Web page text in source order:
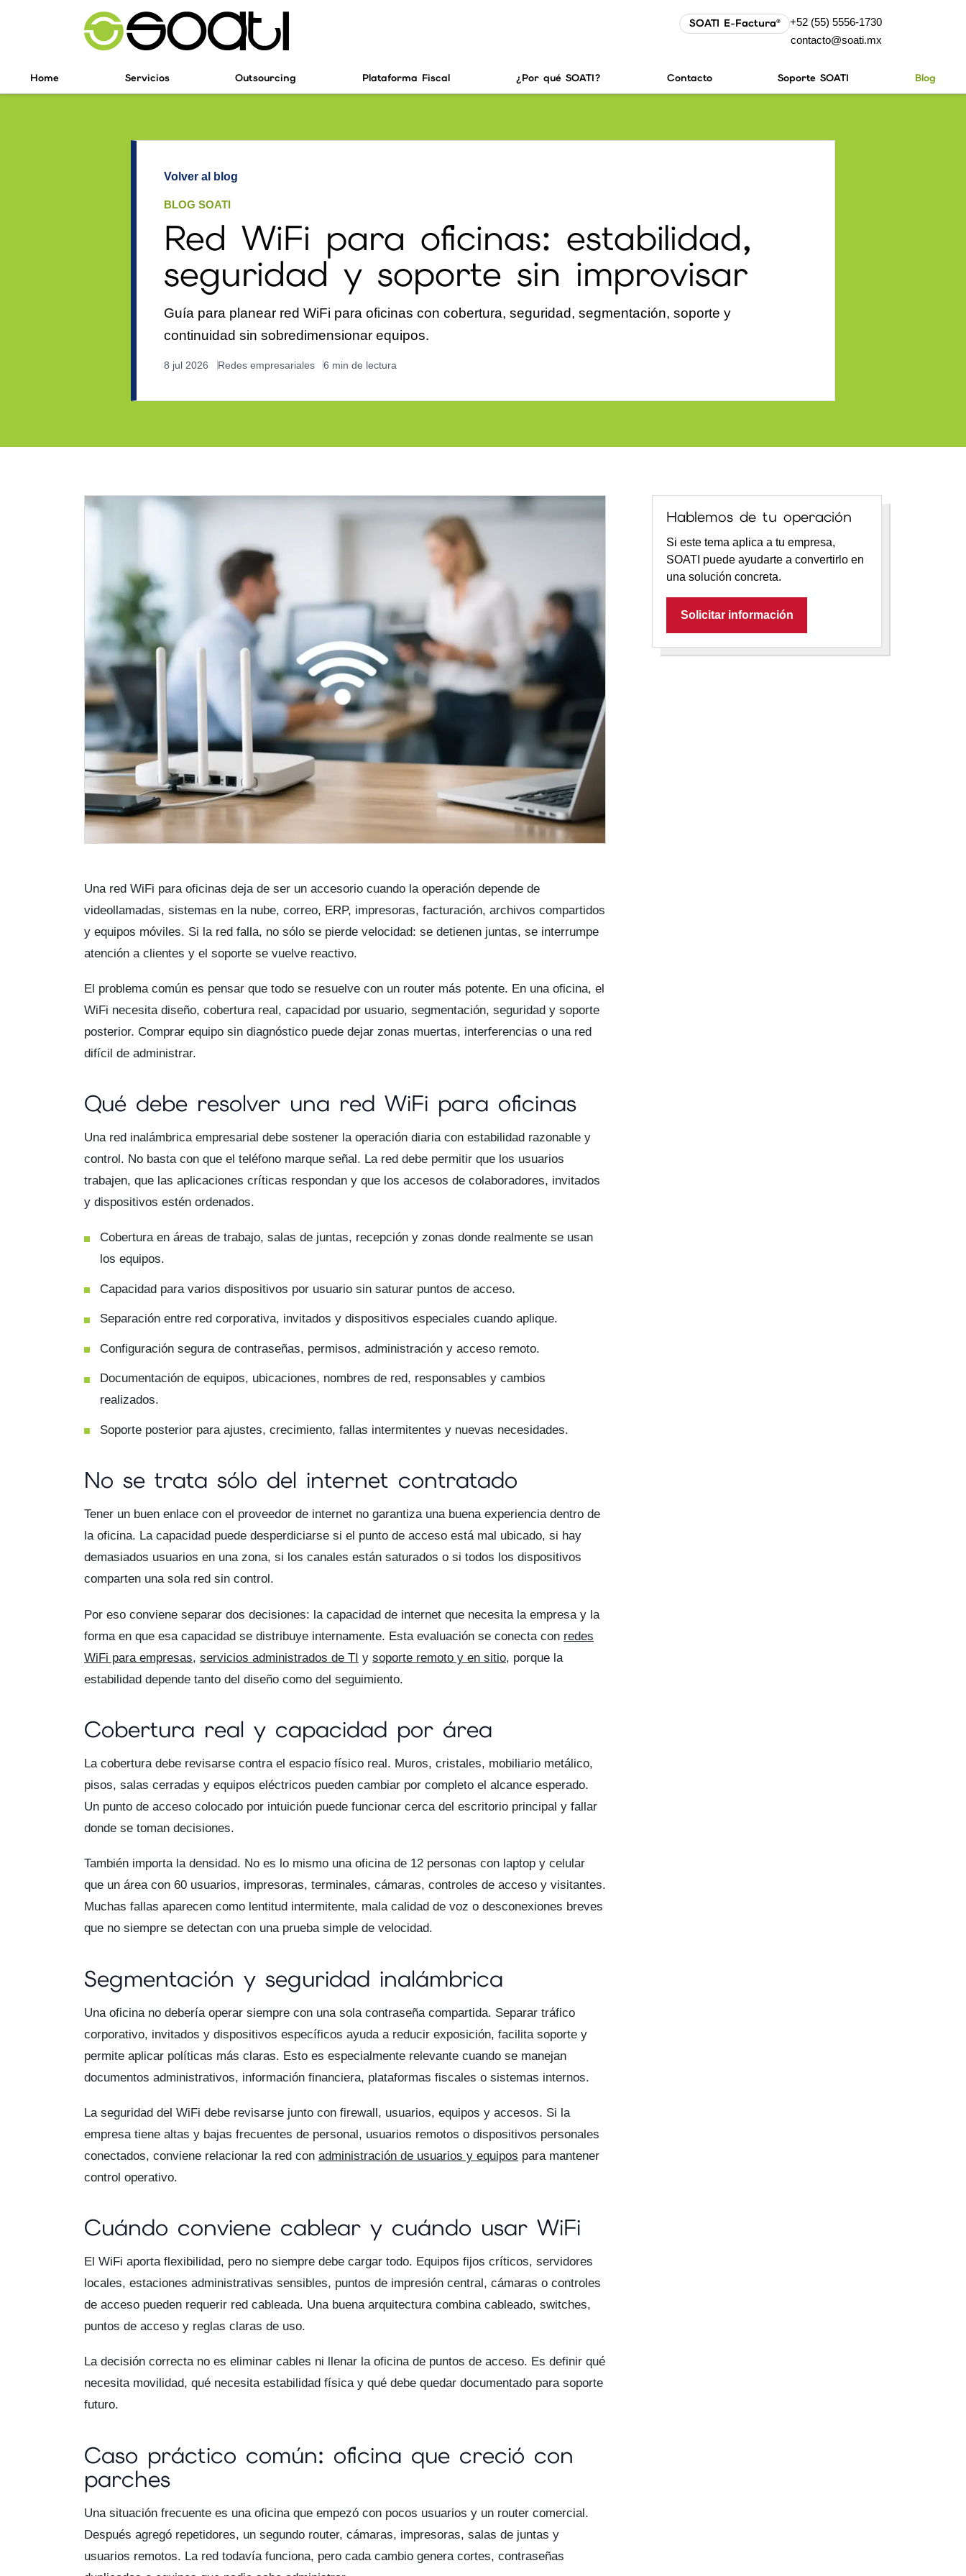
SOATI E-Factura®
+52 (55) 5556-1730
contacto@soati.mx
Home Servicios Outsourcing Plataforma Fiscal ¿Por qué SOATI? Contacto Soporte SOATI Blog
Volver al blog
BLOG SOATI
Red WiFi para oficinas: estabilidad,
seguridad y soporte sin improvisar
Guía para planear red WiFi para oficinas con cobertura, seguridad, segmentación, soporte y
continuidad sin sobredimensionar equipos.
8 jul 2026 Redes empresariales 6 min de lectura
Una red WiFi para oficinas deja de ser un accesorio cuando la operación depende de
videollamadas, sistemas en la nube, correo, ERP, impresoras, facturación, archivos compartidos
y equipos móviles. Si la red falla, no sólo se pierde velocidad: se detienen juntas, se interrumpe
atención a clientes y el soporte se vuelve reactivo.
El problema común es pensar que todo se resuelve con un router más potente. En una oficina, el
WiFi necesita diseño, cobertura real, capacidad por usuario, segmentación, seguridad y soporte
posterior. Comprar equipo sin diagnóstico puede dejar zonas muertas, interferencias o una red
difícil de administrar.
Qué debe resolver una red WiFi para oficinas
Una red inalámbrica empresarial debe sostener la operación diaria con estabilidad razonable y
control. No basta con que el teléfono marque señal. La red debe permitir que los usuarios
trabajen, que las aplicaciones críticas respondan y que los accesos de colaboradores, invitados
y dispositivos estén ordenados.
Cobertura en áreas de trabajo, salas de juntas, recepción y zonas donde realmente se usan
los equipos.
Capacidad para varios dispositivos por usuario sin saturar puntos de acceso.
Separación entre red corporativa, invitados y dispositivos especiales cuando aplique.
Configuración segura de contraseñas, permisos, administración y acceso remoto.
Documentación de equipos, ubicaciones, nombres de red, responsables y cambios
realizados.
Soporte posterior para ajustes, crecimiento, fallas intermitentes y nuevas necesidades.
No se trata sólo del internet contratado
Tener un buen enlace con el proveedor de internet no garantiza una buena experiencia dentro de
la oficina. La capacidad puede desperdiciarse si el punto de acceso está mal ubicado, si hay
demasiados usuarios en una zona, si los canales están saturados o si todos los dispositivos
comparten una sola red sin control.
Por eso conviene separar dos decisiones: la capacidad de internet que necesita la empresa y la
forma en que esa capacidad se distribuye internamente. Esta evaluación se conecta con redes
WiFi para empresas, servicios administrados de TI y soporte remoto y en sitio, porque la
estabilidad depende tanto del diseño como del seguimiento.
Cobertura real y capacidad por área
La cobertura debe revisarse contra el espacio físico real. Muros, cristales, mobiliario metálico,
pisos, salas cerradas y equipos eléctricos pueden cambiar por completo el alcance esperado.
Un punto de acceso colocado por intuición puede funcionar cerca del escritorio principal y fallar
donde se toman decisiones.
También importa la densidad. No es lo mismo una oficina de 12 personas con laptop y celular
que un área con 60 usuarios, impresoras, terminales, cámaras, controles de acceso y visitantes.
Muchas fallas aparecen como lentitud intermitente, mala calidad de voz o desconexiones breves
que no siempre se detectan con una prueba simple de velocidad.
Segmentación y seguridad inalámbrica
Una oficina no debería operar siempre con una sola contraseña compartida. Separar tráfico
corporativo, invitados y dispositivos específicos ayuda a reducir exposición, facilita soporte y
permite aplicar políticas más claras. Esto es especialmente relevante cuando se manejan
documentos administrativos, información financiera, plataformas fiscales o sistemas internos.
La seguridad del WiFi debe revisarse junto con firewall, usuarios, equipos y accesos. Si la
empresa tiene altas y bajas frecuentes de personal, usuarios remotos o dispositivos personales
conectados, conviene relacionar la red con administración de usuarios y equipos para mantener
control operativo.
Cuándo conviene cablear y cuándo usar WiFi
El WiFi aporta flexibilidad, pero no siempre debe cargar todo. Equipos fijos críticos, servidores
locales, estaciones administrativas sensibles, puntos de impresión central, cámaras o controles
de acceso pueden requerir red cableada. Una buena arquitectura combina cableado, switches,
puntos de acceso y reglas claras de uso.
La decisión correcta no es eliminar cables ni llenar la oficina de puntos de acceso. Es definir qué
necesita movilidad, qué necesita estabilidad física y qué debe quedar documentado para soporte
futuro.
Caso práctico común: oficina que creció con
parches
Una situación frecuente es una oficina que empezó con pocos usuarios y un router comercial.
Después agregó repetidores, un segundo router, cámaras, impresoras, salas de juntas y
usuarios remotos. La red todavía funciona, pero cada cambio genera cortes, contraseñas
Hablemos de tu operación
Si este tema aplica a tu empresa,
SOATI puede ayudarte a convertirlo en
una solución concreta.
Solicitar información